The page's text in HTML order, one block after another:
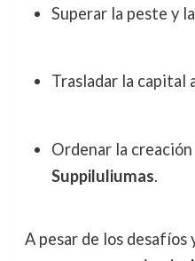
Superar la peste y
Trasladar la capital
Ordenar la
Suppiluliumas.
A pesar de los desafíos